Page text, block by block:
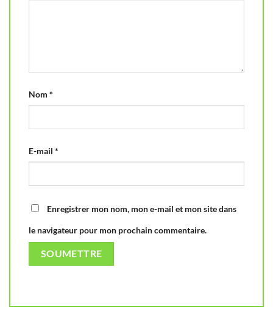
Nom *
E-mail *
Enregistrer mon nom, mon e-mail et mon site dans
le navigateur pour mon prochain commentaire.